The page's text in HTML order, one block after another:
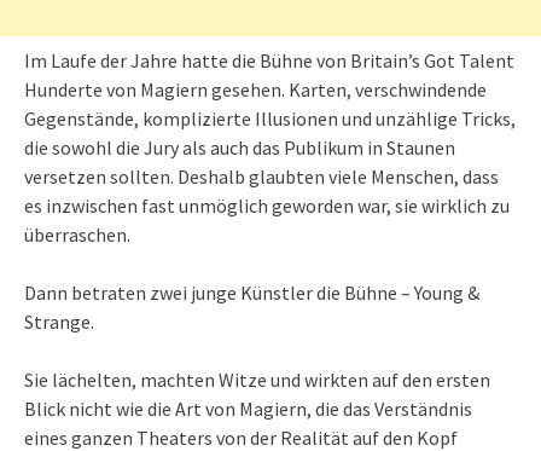
Im Laufe der Jahre hatte die Bühne von Britain’s Got Talent
Hunderte von Magiern gesehen. Karten, verschwindende
Gegenstände, komplizierte Illusionen und unzählige Tricks,
die sowohl die Jury als auch das Publikum in Staunen
versetzen sollten. Deshalb glaubten viele Menschen, dass
es inzwischen fast unmöglich geworden war, sie wirklich zu
überraschen.
Dann betraten zwei junge Künstler die Bühne – Young &
Strange.
Sie lächelten, machten Witze und wirkten auf den ersten
Blick nicht wie die Art von Magiern, die das Verständnis
eines ganzen Theaters von der Realität auf den Kopf